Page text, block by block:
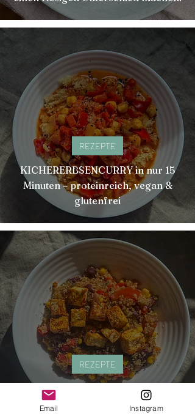
KICHERERBSENCURRY in nur 15
Minuten – proteinreich, vegan &
glutenfrei
REZEPTE
ONE POT-QUINOA Mexican Style –
vegan & glutenfrei
REZEPTE
Email Instagram